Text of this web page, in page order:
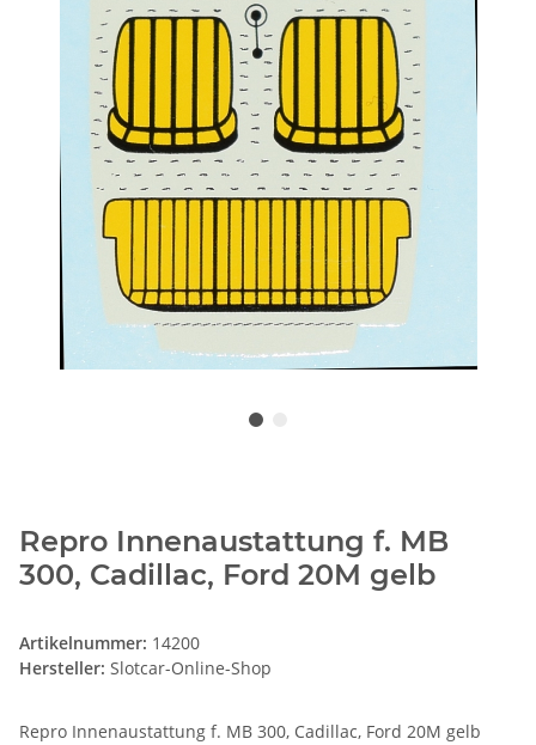
Repro Innenaustattung f. MB
300, Cadillac, Ford 20M gelb
Artikelnummer: 14200
Hersteller: Slotcar-Online-Shop
Repro Innenaustattung f. MB 300, Cadillac, Ford 20M gelb